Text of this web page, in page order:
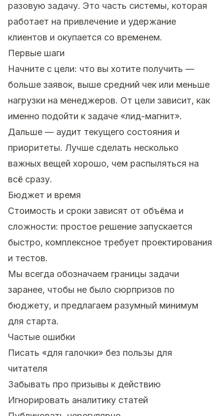
разовую задачу. Это часть системы, которая
работает на привлечение и удержание
клиентов и окупается со временем.
Первые шаги
Начните с цели: что вы хотите получить —
больше заявок, выше средний чек или меньше
нагрузки на менеджеров. От цели зависит, как
именно подойти к задаче «лид-магнит».
Дальше — аудит текущего состояния и
приоритеты. Лучше сделать несколько
важных вещей хорошо, чем распыляться на
всё сразу.
Бюджет и время
Стоимость и сроки зависят от объёма и
сложности: простое решение запускается
быстро, комплексное требует проектирования
и тестов.
Мы всегда обозначаем границы задачи
заранее, чтобы не было сюрпризов по
бюджету, и предлагаем разумный минимум
для старта.
Частые ошибки
Писать «для галочки» без пользы для
читателя
Забывать про призывы к действию
Игнорировать аналитику статей